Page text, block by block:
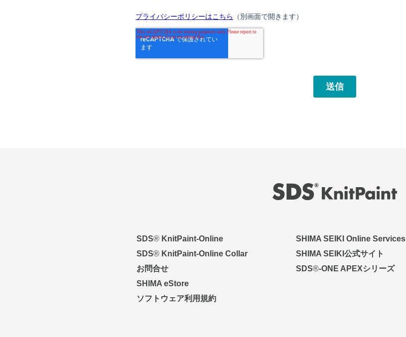
SDS®KnitPaint-Online
SDS®KnitPaint-Online Collar
お問合せ
SHIMA eStore
ソフトウェア利用規約
SHIMA SEIKI Online Services
SHIMA SEIKI公式サイト
SDS®-ONE APEXシリーズ